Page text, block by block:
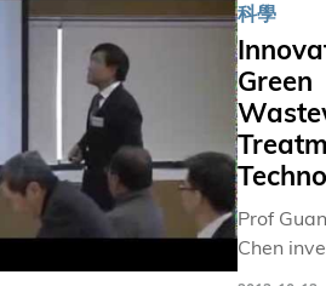
政人
員、語
文教
師、安
全主
任、技
術員及
其他負
責大學
生命科學
生物技術
電子、無
和信息科
技、環境
可持續發
源，以及
理教育和
display in
mobile
intelligent
traffic
portable
(From the
“HKUST
科學
Green
Prof
Chen